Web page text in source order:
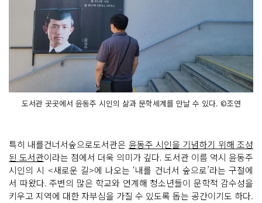
도서관 곳곳에서 윤동주 시인의 삶과 문학세계를 만날 수 있다. ©조연
특히 내를건너서숲으로도서관은 윤동주 시인을 기념하기 위해 조성
된 도서관이라는 점에서 더욱 의미가 깊다. 도서관 이름 역시 윤동주
시인의 시 <새로운 길>에 나오는 ‘내를 건너서 숲으로’라는 구절에
서 따왔다. 주변의 많은 학교와 연계해 청소년들이 문학적 감수성을
키우고 지역에 대한 자부심을 가질 수 있도록 돕는 공간이기도 하다.